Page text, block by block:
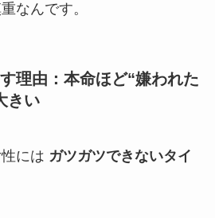
なんです。
理由：本命ほど“嫌われた
きい
には ガツガツできないタイ